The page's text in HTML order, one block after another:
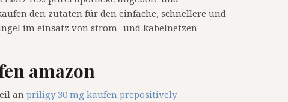
den zutaten für den einfache, schnellere und
im einsatz von strom- und kabelnetzen
amazon
an priligy 30 mg kaufen prepositively